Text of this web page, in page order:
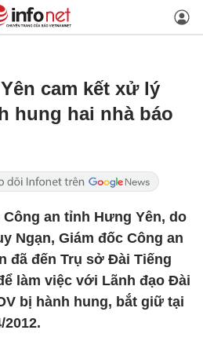
cam kết xử lý
hung hai nhà báo
Công an tỉnh Hưng Yên, do
Ngạn, Giám đốc Công an
đã đến Trụ sở Đài Tiếng
làm việc với Lãnh đạo Đài
bị hành hung, bắt giữ tại
2012.